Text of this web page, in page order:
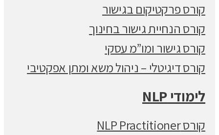
קורס פרקטיקום בגישור
קורס הנחיית גישור בחינוך
קורס גישור ומו”מ עסקי
קורס דיגיטלי – ניהול משא ומתן אפקטיבי
לימודי NLP
קורס NLP Practitioner